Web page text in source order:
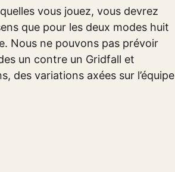
vous jouez, vous devrez
que pour les deux modes huit
Nous ne pouvons pas prévoir
un contre un Gridfall et
des variations axées sur l’équipe